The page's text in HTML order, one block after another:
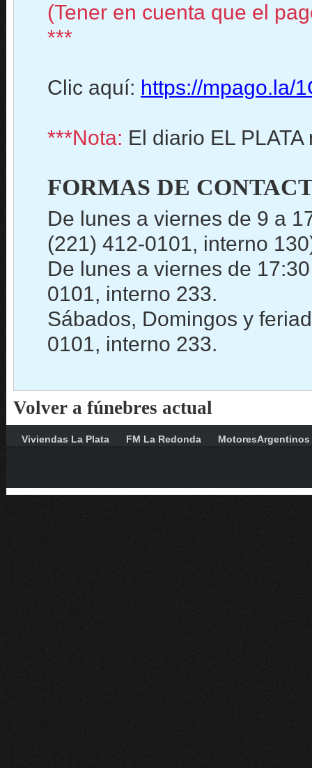
(Tener en cuenta que el
***
Clic aquí: https://mpago.la/
***Nota: El diario EL
FORMAS DE
De lunes a viernes de 9 a
(221) 412-0101, interno
De lunes a viernes de
0101, interno 233.
Sábados, Domingos y
0101, interno 233.
Volver a fúnebres actual
Viviendas La Plata FM La Redonda MotoresArgentinos